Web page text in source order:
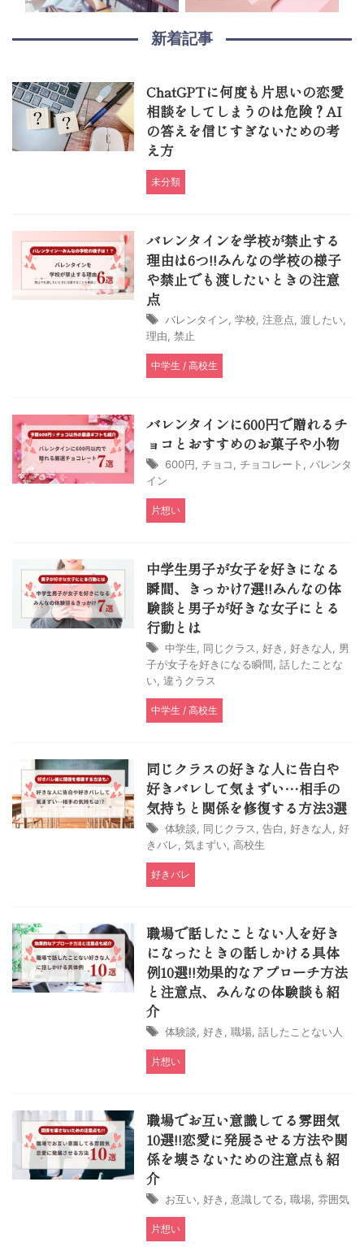
新着記事
ChatGPTに何度も片思いの恋愛
相談をしてしまうのは危険？AI
の答えを信じすぎないための考
え方
未分類
バレンタインを学校が禁止する
理由は6つ!!みんなの学校の様子
や禁止でも渡したいときの注意
点
バレンタイン, 学校, 注意点, 渡したい,
理由, 禁止
中学生 / 高校生
バレンタインに600円で贈れるチ
ョコとおすすめのお菓子や小物
600円, チョコ, チョコレート , バレンタ
イン
片想い
中学生男子が女子を好きになる
瞬間、きっかけ7選!!みんなの体
験談と男子が好きな女子にとる
行動とは
中学生, 同じクラス, 好き , 好きな人, 男
子が女子を好きになる瞬間, 話したことな
い, 違うクラス
中学生 / 高校生
同じクラスの好きな人に告白や
好きバレして気まずい…相手の
気持ちと関係を修復する方法3選
体験談, 同じクラス, 告白, 好きな人, 好
きバレ, 気まずい, 高校生
好きバレ
職場で話したことない人を好き
になったときの話しかける具体
例10選!!効果的なアプローチ方法
と注意点、みんなの体験談も紹
介
体験談, 好き , 職場, 話したことない人
片想い
職場でお互い意識してる雰囲気
10選!!恋愛に発展させる方法や関
係を壊さないための注意点も紹
介
お互い, 好き , 意識してる, 職場, 雰囲気
片想い